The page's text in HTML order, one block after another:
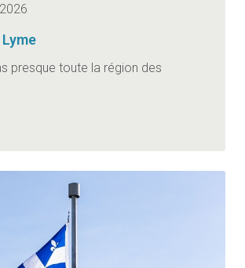
presque toute la région des